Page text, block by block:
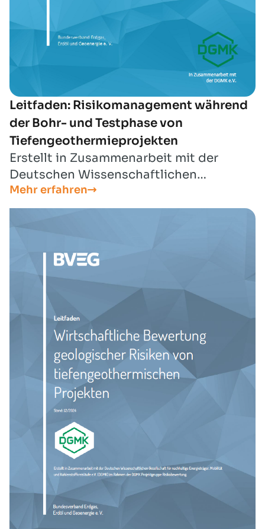
Leitfaden: Risikomanagement während
der Bohr- und Testphase von
Tiefengeothermieprojekten
Erstellt in Zusammenarbeit mit der
Deutschen Wissenschaftlichen
Gesellschaft für nachhaltige
Energieträger, Mobilität und
Kohlenstoffkreisläufe e.V. (DGMK).
Mehr erfahren